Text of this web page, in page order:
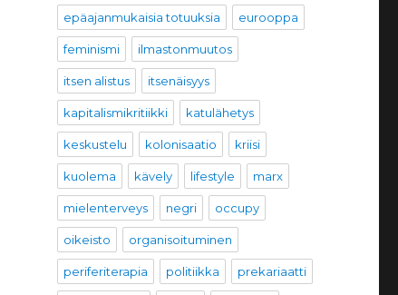
epäajanmukaisia totuuksia eurooppa
feminismi ilmastonmuutos
itsen alistus itsenäisyys
kapitalismikritiikki katulähetys
keskustelu kolonisaatio kriisi
kuolema kävely lifestyle marx
mielenterveys negri occupy
oikeisto organisoituminen
periferiterapia politiikka prekariaatti